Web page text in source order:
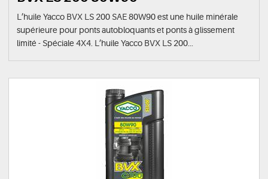
L’huile Yacco BVX LS 200 SAE 80W90 est une huile minérale
supérieure pour ponts autobloquants et ponts à glissement
limité - Spéciale 4X4. L’huile Yacco BVX LS 200...